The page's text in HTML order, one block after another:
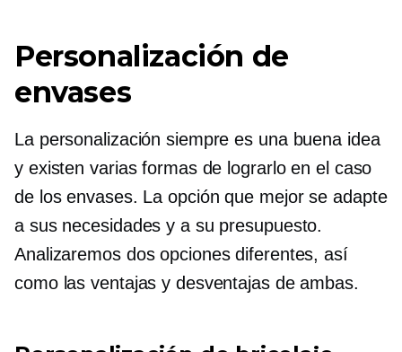
Personalización de
envases
La personalización siempre es una buena idea
y existen varias formas de lograrlo en el caso
de los envases. La opción que mejor se adapte
a sus necesidades y a su presupuesto.
Analizaremos dos opciones diferentes, así
como las ventajas y desventajas de ambas.